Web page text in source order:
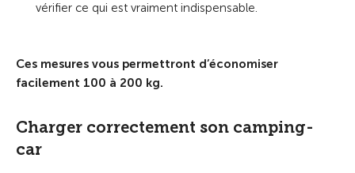
vérifier ce qui est vraiment indispensable.
Ces mesures vous permettront d’économiser
facilement 100 à 200 kg.
Charger correctement son camping-
car